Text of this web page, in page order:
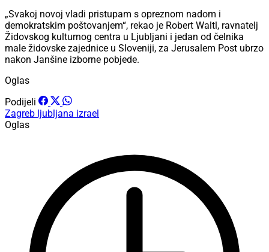
„Svakoj novoj vladi pristupam s opreznom nadom i
demokratskim poštovanjem“, rekao je Robert Waltl, ravnatelj
Židovskog kulturnog centra u Ljubljani i jedan od čelnika
male židovske zajednice u Sloveniji, za Jerusalem Post ubrzo
nakon Janšine izborne pobjede.
Oglas
Podijeli
Zagreb ljubljana izrael
Oglas